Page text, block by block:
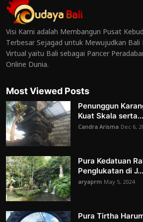
Visi Kami adalah Membangun Pusat
Terbesar Sejagad untuk Mewujudkan
Virtual yaitu Bali sebagai Pancer
Online Dunia.
Most Viewed Posts
Penunggun
Kuat Skala serta...
Candra Arisma Dec 6,
Pura Kedatuan
Penglukatan di J...
aryaprm May 5, 2024
Pura Tirtha